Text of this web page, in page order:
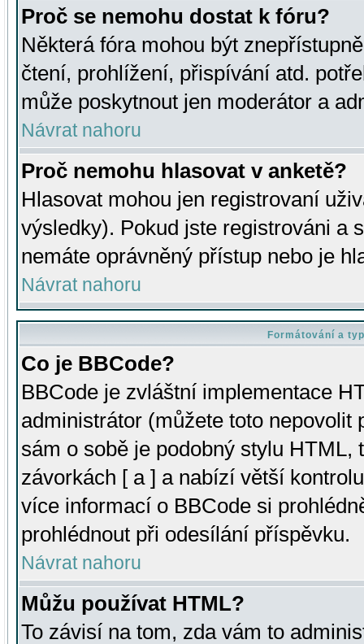
Proč se nemohu dostat k fóru?
Některá fóra mohou být
čtení, prohlížení, přispívání atd.
může poskytnout jen moderátor a
Návrat nahoru
Proč nemohu hlasovat v anketě?
Hlasovat mohou jen registrovaní
výsledky). Pokud jste registrováni a
nemáte oprávněný přístup nebo je
Návrat nahoru
Formátování a
Co je BBCode?
BBCode je zvláštní implementace
administrátor (můžete toto
sám o sobě je podobný stylu HTML,
závorkách [ a ] a nabízí větší
více informací o BBCode si
prohlédnout při odesílání příspěvku.
Návrat nahoru
Můžu používat HTML?
To závisí na tom, zda vám to